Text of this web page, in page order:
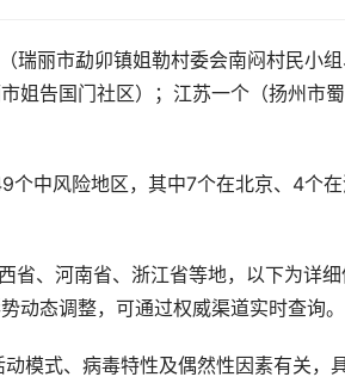
丽市勐卯镇姐勒村委会南闷村民小组
姐告国门社区）；江苏一个（扬州市
个中风险地区，其中7个在北京、4个
省、河南省、浙江省等地，以下为详
动态调整，可通过权威渠道实时查询。
模式、病毒特性及偶然性因素有关，